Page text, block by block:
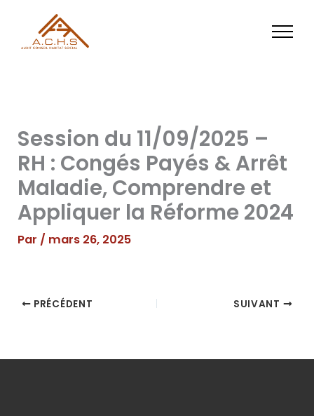
contenu
Session du 11/09/2025 –
RH : Congés Payés & Arrêt
Maladie, Comprendre et
Appliquer la Réforme 2024
Par / mars 26, 2025
PRÉCÉDENT SUIVANT